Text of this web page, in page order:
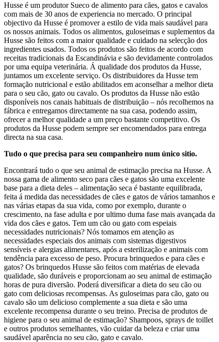
Husse é um produtor Sueco de alimento para cães, gatos e cavalos
com mais de 30 anos de experiencia no mercado. O principal
objectivo da Husse é promover a estilo de vida mais saudável para
os nossos animais. Todos os alimentos, guloseimas e suplementos da
Husse são feitos com a maior qualidade e cuidado na selecção dos
ingredientes usados. Todos os produtos são feitos de acordo com
receitas tradicionais da Escandinávia e são devidamente controlados
por uma equipa veterinária. Á qualidade dos produtos da Husse,
juntamos um excelente serviço. Os distribuidores da Husse tem
formação nutricional e estão abilitados em aconselhar a melhor dieta
para o seu cão, gato ou cavalo. Os produtos da Husse não estão
disponíveis nos canais habituais de distribuição – nós recolhemos na
fábrica e entregamos directamente na sua casa, podendo assim,
ofrecer a melhor qualidade a um preço bastante competitivo. Os
produtos da Husse podem sempre ser encomendados para entrega
directa na sua casa.
Tudo o que precisa para seu companheiro num único sitio.
Encontrará tudo o que seu animal de estimação precisa na Husse. A
nossa gama de alimento seco para cães e gatos são uma excelente
base para a dieta deles – alimentação seca é bastante equilibrada,
feita á medida das necessidades de cães e gatos de vários tamanhos e
nas várias etapas da sua vida, como por exemplo, durante o
crescimento, na fase adulta e por ultimo duma fase mais avançada da
vida dos cães e gatos. Tem um cão ou gato com espeiais
necessidades nutricionais? Nós tomamos em atenção as
necessidades especiais dos animais com sistemas digestivos
sensíveis e alergias alimentares, após a esterilização e animais com
tendência para excesso de peso. Procura brinquedos e para cães e
gatos? Os brinquedos Husse são feitos com matérias de elevada
qualidade, são duráveis e proporcionam ao seu animal de estimação
horas de pura diversão. Poderá diversificar a dieta do seu cão ou
gato com deliciosas recompensas. As guloseimas para cão, gato ou
cavalo são um delicioso complemente a sua dieta e são uma
excelente recompensa durante o seu treino. Precisa de produtos de
higiene para o seu animal de estimação? Shampoos, sprays de toillet
e outros produtos semelhantes, vão cuidar da beleza e criar uma
saudável aparência no seu cão, gato e cavalo.